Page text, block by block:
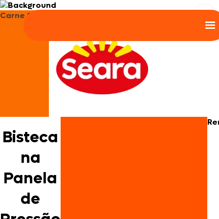
Carne Suína
Bisteca
na
Panela
de